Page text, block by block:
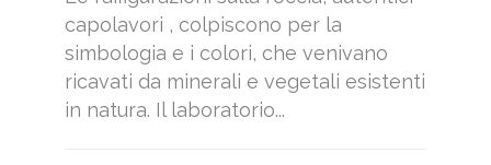
capolavori , colpiscono per la
simbologia e i colori, che venivano
ricavati da minerali e vegetali esistenti
in natura. Il laboratorio...